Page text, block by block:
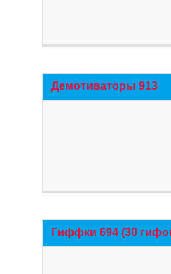
Демотиваторы 913
Гиффки 694 (30